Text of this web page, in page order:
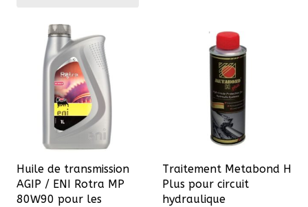
Huile de transmission
AGIP / ENI Rotra MP
80W90 pour les
Traitement Metabond H
Plus pour circuit
hydraulique